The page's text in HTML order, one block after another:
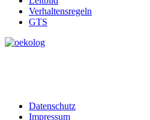
Verhaltensregeln
GTS
Datenschutz
Impressum